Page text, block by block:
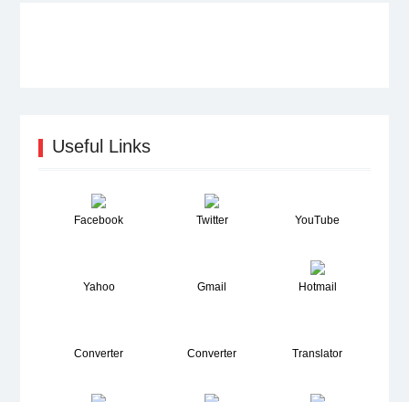
Useful Links
Facebook Twitter YouTube
Yahoo Gmail Hotmail
Converter Converter Translator